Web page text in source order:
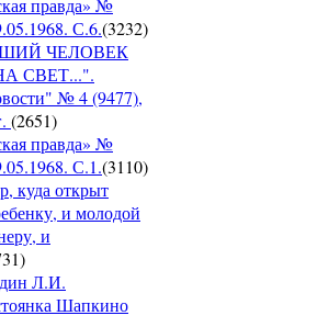
правда» №
С.6.(3232)
ЧЕЛОВЕК
СВЕТ...".
№ 4 (9477),
(2651)
правда» №
С.1.(3110)
куда открыт
и молодой
и
)
Л.И.
Шапкино